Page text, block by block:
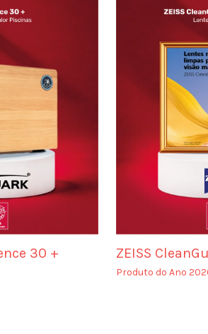
30 + ZEISS
Produto do Ano